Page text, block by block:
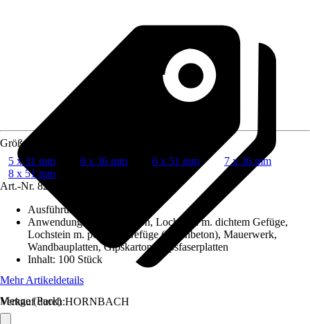
Verkauf durch:HORNBACH
Größe
5 x 31 mm
6 x 36 mm 6 x 51 mm
7 x 36 mm
8 x 51 mm
Art.-Nr. 8229663
Ausführung
Anwendungsbereich
Beton, Lochstein m. dichtem Gefüge,
Lochstein m. porigem Gefüge (Porenbeton), Mauerwerk,
Wandbauplatten, Gipskarton, Gipsfaserplatten
Inhalt: 100 Stück
Mehr Artikeldetails
Menge (Pack)